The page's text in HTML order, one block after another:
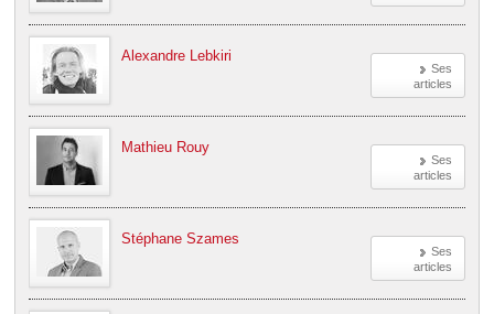
Ses
articles
Alexandre Lebkiri
Ses
articles
Mathieu Rouy
Ses
articles
Stéphane Szames